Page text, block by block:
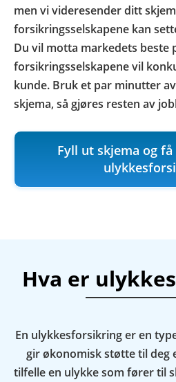
men vi videresender ditt
forsikringsselskapene kan
Du vil motta markedets beste
forsikringsselskapene vil
kunde. Bruk et par minutter
skjema, så gjøres resten av
Fyll ut skjema og
Hva er
En ulykkesforsikring er en
gir økonomisk støtte til deg
tilfelle en ulykke som fører til